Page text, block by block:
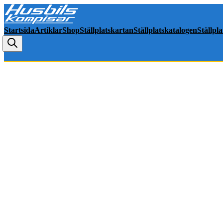
StartsidaArtiklarShopStällplatskartanStällplatskatalogen